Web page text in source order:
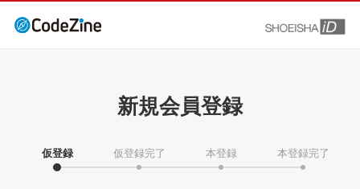
新規会員登録
仮登録 仮登録完了 本登録 本登録完了